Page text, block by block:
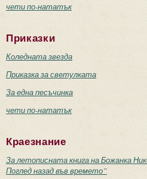
чети по-нататък
Приказки
Коледната звезда
Приказка за светулката
За една песъчинка
чети по-нататък
Краезнание
За летописната книга на Божанка
Поглед назад във времето”